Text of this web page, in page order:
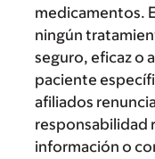
medicamentos.
ningún
seguro, eficaz o
paciente
afiliados
responsabilidad
información o